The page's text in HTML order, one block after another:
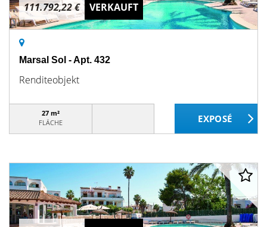
111.792,22 € VERKAUFT
Marsal Sol - Apt. 432
Renditeobjekt
27 m²
FLÄCHE